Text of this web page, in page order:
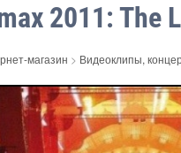
2011: The
магазин > Видеоклипы,